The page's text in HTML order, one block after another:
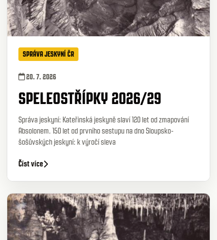
SPRÁVA JESKYNÍ ČR
20. 7. 2026
SPELEOSTŘÍPKY 2026/29
Správa jeskyní: Kateřinská jeskyně slaví 120 let od zmapování
Absolonem. 150 let od prvního sestupu na dno Sloupsko-
šošůvských jeskyní: k výročí sleva
Číst více